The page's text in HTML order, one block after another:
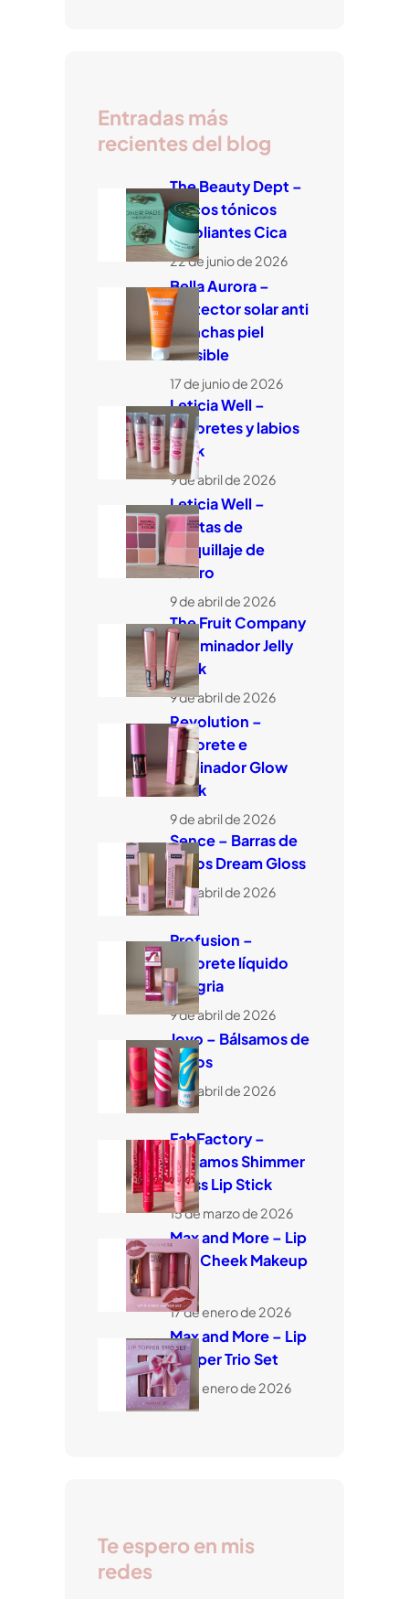
Entradas más
recientes del blog
The Beauty Dept –
Discos tónicos
exfoliantes Cica
22 de junio de 2026
Bella Aurora –
Protector solar anti
manchas piel
sensible
17 de junio de 2026
Leticia Well –
Coloretes y labios
stick
9 de abril de 2026
Leticia Well –
Paletas de
maquillaje de
rostro
9 de abril de 2026
The Fruit Company
– Iluminador Jelly
Stick
9 de abril de 2026
Revolution –
Colorete e
iluminador Glow
Stick
9 de abril de 2026
Sence – Barras de
labios Dream Gloss
9 de abril de 2026
Profusion –
Colorete líquido
Sangria
9 de abril de 2026
Jovo – Bálsamos de
labios
9 de abril de 2026
FabFactory –
Bálsamos Shimmer
Glass Lip Stick
15 de marzo de 2026
Max and More – Lip
and Cheek Makeup
Set
17 de enero de 2026
Max and More – Lip
Topper Trio Set
17 de enero de 2026
Te espero en mis
redes